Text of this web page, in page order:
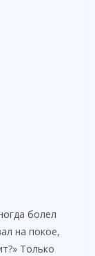
болел
на покое,
Только